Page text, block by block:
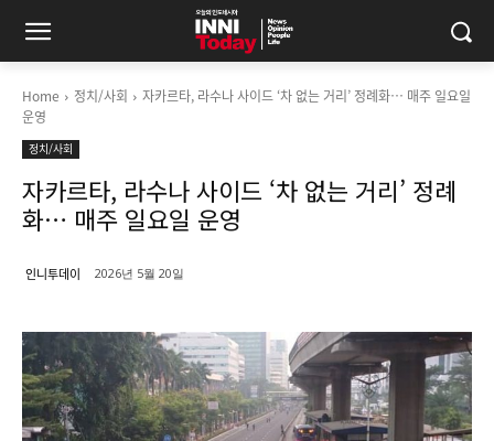
Home 정치/사회
자카르타, 라수나 사이드 ‘차 없는 거리’ 정례화… 매주 일요일
운영
정치/사회
자카르타, 라수나 사이드 ‘차 없는 거리’ 정례
화… 매주 일요일 운영
인니투데이 2026년 5월 20일